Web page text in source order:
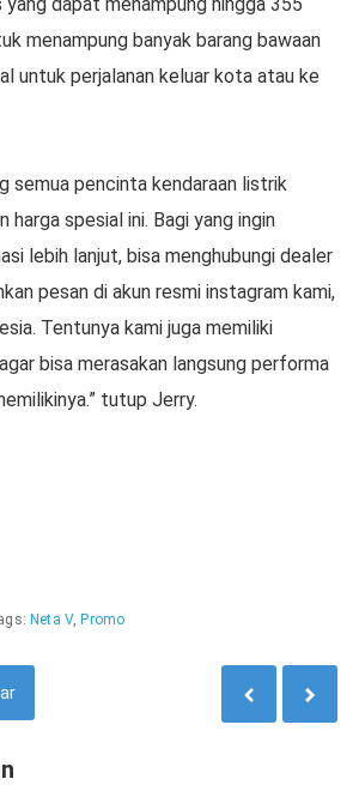
yang dapat menampung hingga 355
menampung banyak barang bawaan
untuk perjalanan keluar kota atau ke
semua pencinta kendaraan listrik
harga spesial ini. Bagi yang ingin
lebih lanjut, bisa menghubungi dealer
pesan di akun resmi instagram kami,
Tentunya kami juga memiliki
bisa merasakan langsung performa
tutup Jerry.
Neta V, Promo